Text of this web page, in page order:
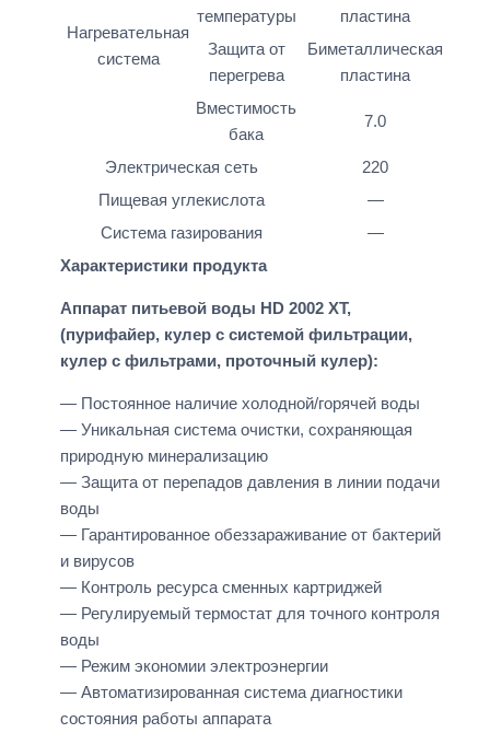
Нагревательная
система
температуры
пластина
Защита от
перегрева
Биметаллическая
пластина
Вместимость
бака
7.0
Электрическая сеть
220
Пищевая углекислота
—
Система газирования
—
Характеристики продукта
Аппарат питьевой воды HD 2002 XT,
(пурифайер, кулер с системой фильтрации,
кулер с фильтрами, проточный кулер):
— Постоянное наличие холодной/горячей воды
— Уникальная система очистки, сохраняющая
природную минерализацию
— Защита от перепадов давления в линии подачи
воды
— Гарантированное обеззараживание от бактерий
и вирусов
— Контроль ресурса сменных картриджей
— Регулируемый термостат для точного контроля
воды
— Режим экономии электроэнергии
— Автоматизированная система диагностики
состояния работы аппарата